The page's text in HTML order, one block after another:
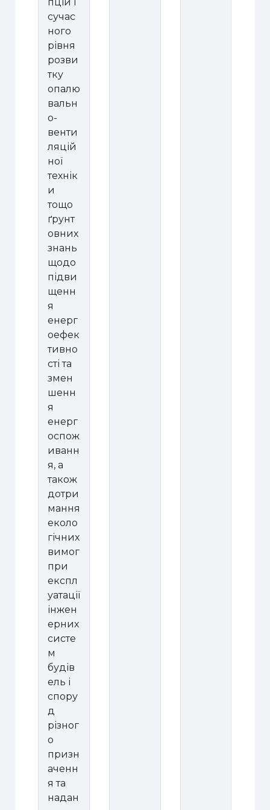
сучас
ного
рівня
розви
тку
опалю
вальн
о-
венти
ляцій
ної
технік
и
тощо
ґрунт
овних
знань
щодо
підви
щенн
я
енерг
оефек
тивно
сті та
змен
шенн
я
енерг
оспож
иванн
я, а
також
дотри
мання
еколо
гічних
вимог
при
експл
уатації
інжен
ерних
систе
м
будів
ель і
спору
д
різног
о
призн
аченн
я та
надан